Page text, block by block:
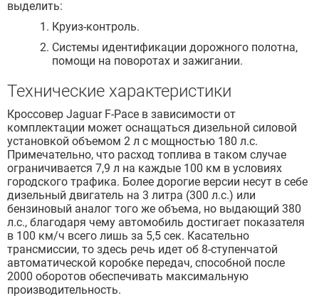
выделить:
Круиз-контроль.
Системы идентификации дорожного полотна,
помощи на поворотах и зажигании.
Технические характеристики
Кроссовер Jaguar F-Pace в зависимости от
комплектации может оснащаться дизельной силовой
установкой объемом 2 л с мощностью 180 л.с.
Примечательно, что расход топлива в таком случае
ограничивается 7,9 л на каждые 100 км в условиях
городского трафика. Более дорогие версии несут в себе
дизельный двигатель на 3 литра (300 л.с.) или
бензиновый аналог того же объема, но выдающий 380
л.с., благодаря чему автомобиль достигает показателя
в 100 км/ч всего лишь за 5,5 сек. Касательно
трансмиссии, то здесь речь идет об 8-ступенчатой
автоматической коробке передач, способной после
2000 оборотов обеспечивать максимальную
производительность.